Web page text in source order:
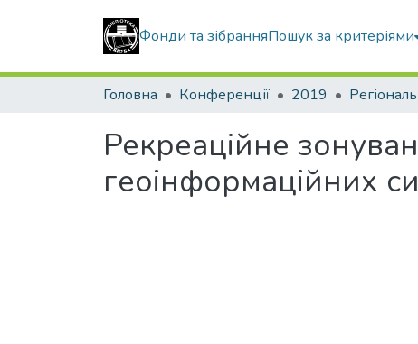
Фонди та зібранняПошук за критеріями
Головна Конференції 2019
Рекреаційне
геоінформаційних